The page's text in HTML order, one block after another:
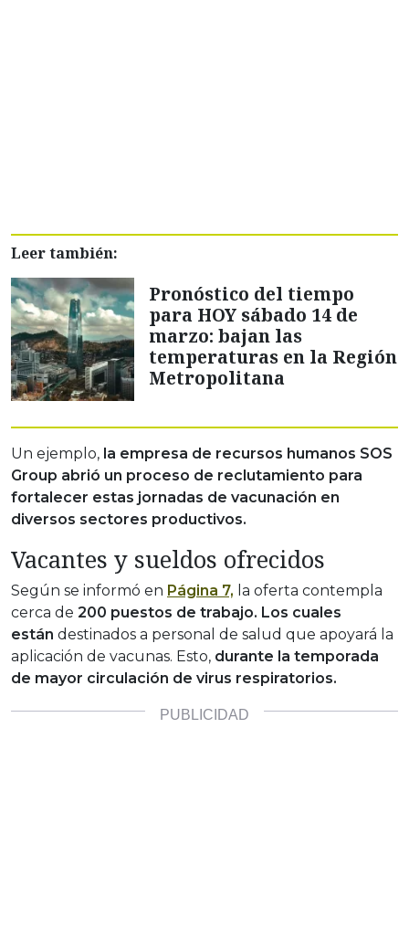
Leer también:
Pronóstico del tiempo
para HOY sábado 14 de
marzo: bajan las
temperaturas en la Región
Metropolitana
Un ejemplo, la empresa de recursos humanos SOS
Group abrió un proceso de reclutamiento para
fortalecer estas jornadas de vacunación en
diversos sectores productivos.
Vacantes y sueldos ofrecidos
Según se informó en Página 7, la oferta contempla
cerca de 200 puestos de trabajo. Los cuales
están destinados a personal de salud que apoyará la
aplicación de vacunas. Esto, durante la temporada
de mayor circulación de virus respiratorios.